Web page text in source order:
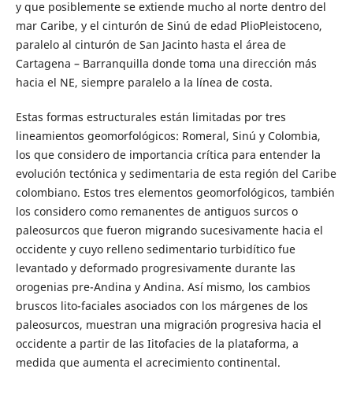
y que posiblemente se extiende mucho al norte dentro del
mar Caribe, y el cinturón de Sinú de edad PlioPleistoceno,
paralelo al cinturón de San Jacinto hasta el área de
Cartagena – Barranquilla donde toma una dirección más
hacia el NE, siempre paralelo a la línea de costa.
Estas formas estructurales están limitadas por tres
lineamientos geomorfológicos: Romeral, Sinú y Colombia,
los que considero de importancia crítica para entender la
evolución tectónica y sedimentaria de esta región del Caribe
colombiano. Estos tres elementos geomorfológicos, también
los considero como remanentes de antiguos surcos o
paleosurcos que fueron migrando sucesivamente hacia el
occidente y cuyo relleno sedimentario turbidítico fue
levantado y deformado progresivamente durante las
orogenias pre-Andina y Andina. Así mismo, los cambios
bruscos lito-faciales asociados con los márgenes de los
paleosurcos, muestran una migración progresiva hacia el
occidente a partir de las Iitofacies de la plataforma, a
medida que aumenta el acrecimiento continental.